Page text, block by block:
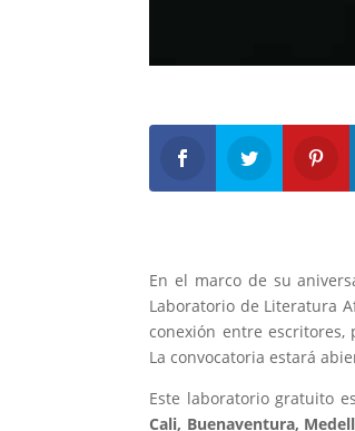
En el marco de su
Laboratorio de Literatura
conexión entre
La convocatoria estará
Este laboratorio gratuito
Cali, Buenaventura,